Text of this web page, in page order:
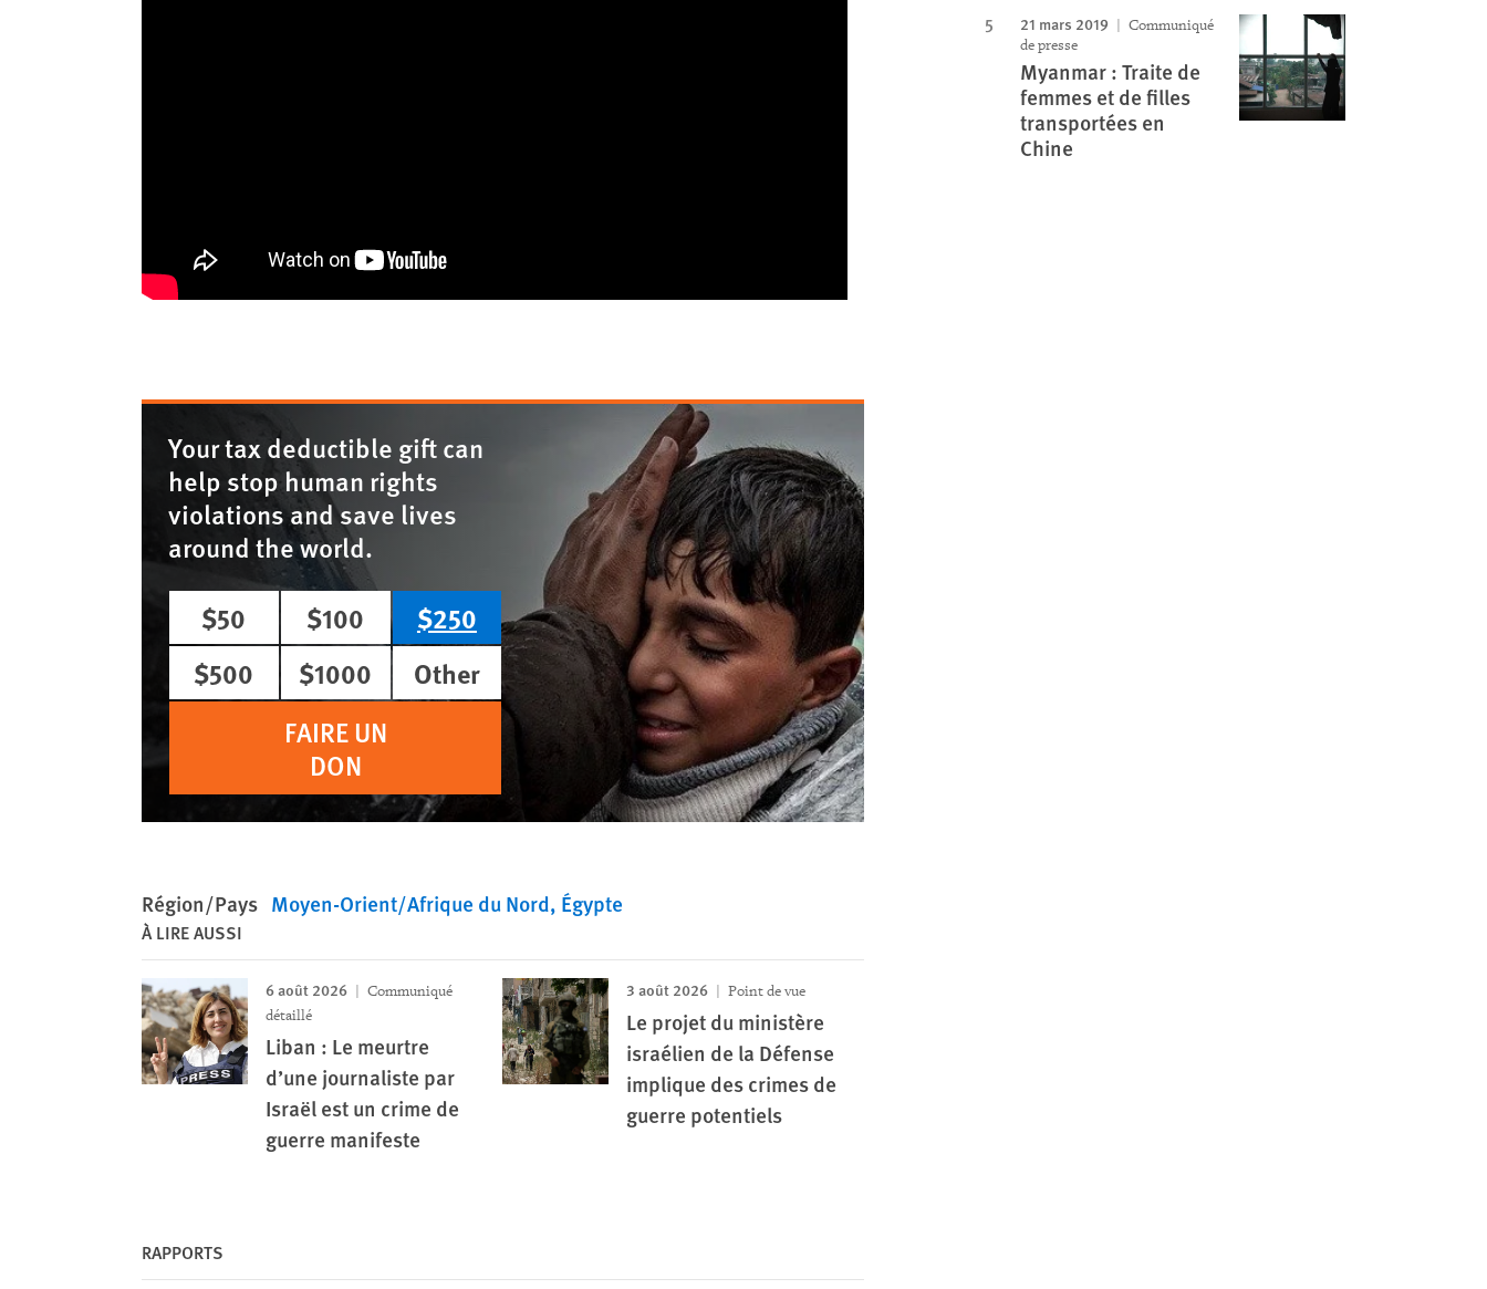
Your tax deductible gift can
help stop human rights
violations and save lives
around the world.
$50
$100
$250
$500
$1000
Other
FAIRE UN
DON
Région/Pays Moyen-Orient/Afrique du Nord Égypte
À LIRE AUSSI
6 août 2026
Communiqué
détaillé
Liban : Le meurtre
d’une journaliste par
Israël est un crime de
guerre manifeste
3 août 2026 Point de vue
Le projet du ministère
israélien de la Défense
implique des crimes de
guerre potentiels
RAPPORTS
21 mars 2019
Communiqué
de presse
Myanmar : Traite de
femmes et de filles
transportées en
Chine